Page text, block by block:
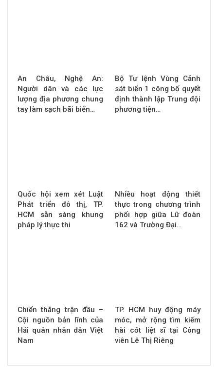
An Châu, Nghệ An:
Người dân và các lực
lượng địa phương chung
tay làm sạch bãi biển…
Bộ Tư lệnh Vùng Cảnh
sát biển 1 công bố quyết
định thành lập Trung đội
phương tiện…
Quốc hội xem xét Luật
Phát triển đô thị, TP.
HCM sẵn sàng khung
pháp lý thực thi
Nhiều hoạt động thiết
thực trong chương trình
phối hợp giữa Lữ đoàn
162 và Trường Đại…
Chiến thắng trận đầu –
Cội nguồn bản lĩnh của
Hải quân nhân dân Việt
Nam
TP. HCM huy động máy
móc, mở rộng tìm kiếm
hài cốt liệt sĩ tại Công
viên Lê Thị Riêng